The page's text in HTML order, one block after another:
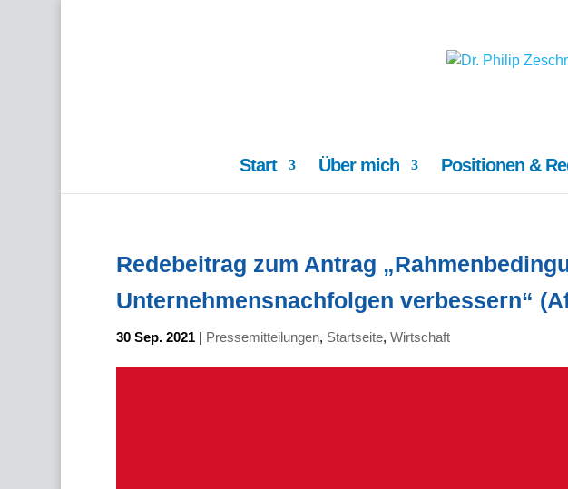
Start Über mich Positionen &
Redebeitrag zum Antrag
Unternehmensnachfolgen verbessern“
30 Sep. 2021| Pressemitteilungen, Startseite, Wirtschaft